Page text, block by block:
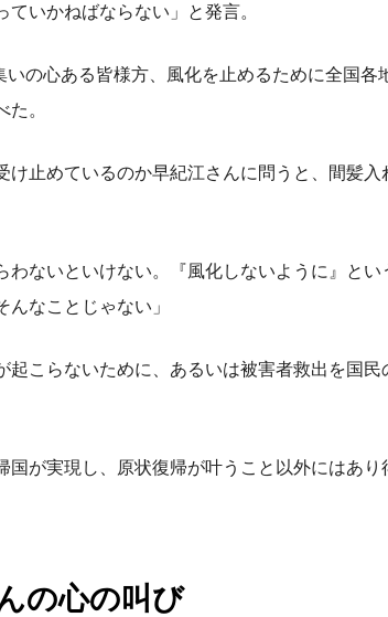
いかねばならない」と発言。
の心ある皆様方、風化を止めるために全国各
。
止めているのか早紀江さんに問うと、間髪入
ないといけない。『風化しないように』とい
なことじゃない」
こらないために、あるいは被害者救出を国民
が実現し、原状復帰が叶うこと以外にはあり
の心の叫び